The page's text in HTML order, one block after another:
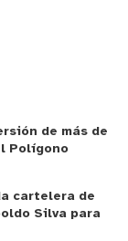
de más de
Polígono
cartelera de
Silva para